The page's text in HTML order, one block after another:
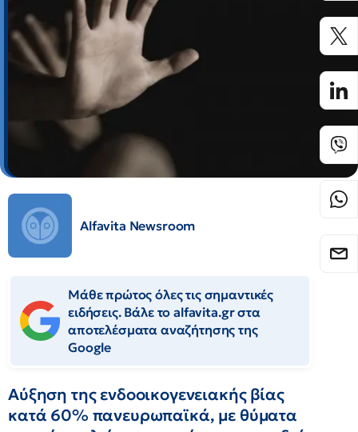
Alfavita Newsroom
Μάθε πρώτος όλες τις σημαντικές
ειδήσεις. Βάλε το alfavita.gr στα
αποτελέσματα αναζήτησης της
Google
Αύξηση της ενδοοικογενειακής βίας
κατά 60% πανευρωπαϊκά, με θύματα